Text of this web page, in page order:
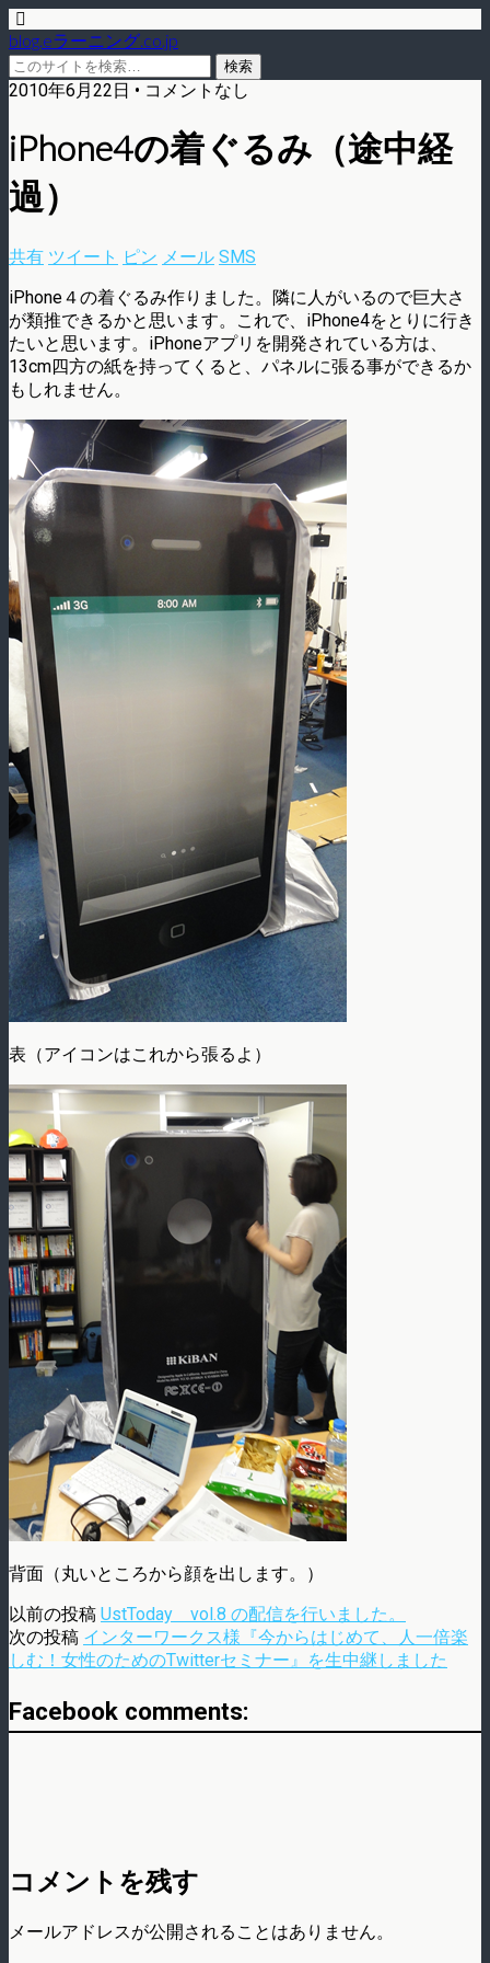
blog.eラーニング.co.jp
2010年6月22日 • コメントなし
iPhone4の着ぐるみ（途中経
過）
共有 ツイート ピン メール SMS
iPhone４の着ぐるみ作りました。隣に人がいるので巨大さ
が類推できるかと思います。これで、iPhone4をとりに行き
たいと思います。iPhoneアプリを開発されている方は、
13cm四方の紙を持ってくると、パネルに張る事ができるか
もしれません。
表（アイコンはこれから張るよ）
背面（丸いところから顔を出します。）
以前の投稿 UstToday vol.8 の配信を行いました。
次の投稿 インターワークス様『今からはじめて、人一倍楽
しむ！女性のためのTwitterセミナー』を生中継しました
Facebook comments:
コメントを残す
メールアドレスが公開されることはありません。